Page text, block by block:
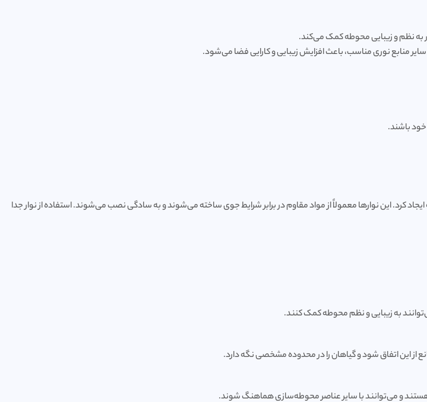
به نظم و زیبایی محوطه کمک می‌کند.
باشند.
این نوارها معمولاً از مواد مقاوم در برابر شرایط جوی ساخته می‌شوند و به سادگی نصب می‌شوند. استفاده از نوار جدا
به زیبایی و نظم محوطه کمک کنند.
از این اتفاق شود و گیاهان را در محدوده مشخصی نگه دارد.
هستند و می‌توانند با سایر عناصر محوطه‌سازی هماهنگ شوند.